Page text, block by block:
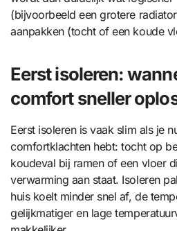
(bijvoorbeeld een grotere
aanpakken (tocht of een koude
Eerst isoleren:
comfort sneller
Eerst isoleren is vaak slim als je
comfortklachten hebt: tocht op
koudeval bij ramen of een vloer
verwarming aan staat. Isoleren
huis koelt minder snel af, de
gelijkmatiger en lage